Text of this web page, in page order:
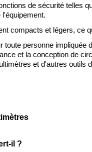
de sécurité telles
compacts et légers, ce
toute personne
et la conception de
et d'autres
il ?